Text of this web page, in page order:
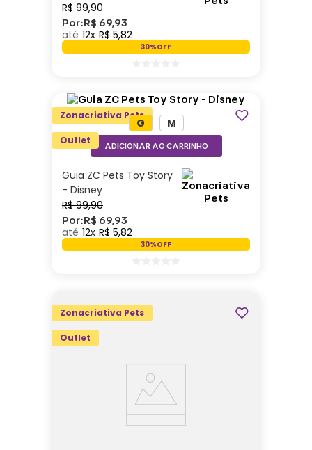
R$ 99,90
Por:R$ 69,93
12 R$ 5,82
30%OFF
Zonacriativa Pets
Outlet
Guia ZC Pets Toy Story
- Disney
R$ 99,90
Por:R$ 69,93
12 R$ 5,82
30%OFF
G M
ADICIONAR AO CARRINHO
Zonacriativa Pets
Outlet